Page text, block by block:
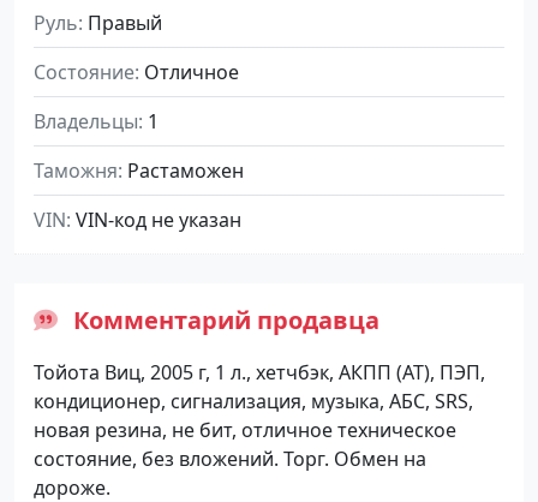
Руль Правый
Состояние Отличное
Владельцы 1
Таможня Растаможен
VIN VIN-код не указан
Комментарий продавца
Тойота Виц, 2005 г, 1 л., хетчбэк, АКПП (АТ), ПЭП,
кондиционер, сигнализация, музыка, АБС, SRS,
новая резина, не бит, отличное техническое
состояние, без вложений. Торг. Обмен на
дороже.